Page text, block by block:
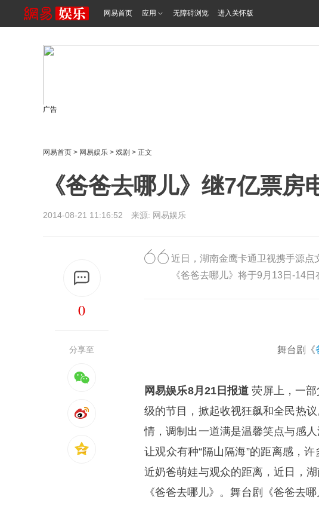
网易首页 应用 无障碍浏览 进入关怀版
广告
网易首页 > 网易娱乐 > 戏剧 > 正文
《爸爸去哪儿》继7亿票房
2014-08-21 11:16:52 来源: 网易娱乐
0
分享至
近日，湖南金鹰卡通卫视携手源点
《爸爸去哪儿》将于9月13日-14日
舞台剧《
网易娱乐8月21日报道 荧屏上，一
级的节目，掀起收视狂飙和全民热
情，调制出一道满是温馨笑点与感
让观众有种“隔山隔海”的距离感，
近奶爸萌娃与观众的距离，近日，
《爸爸去哪儿》。舞台剧《爸爸去